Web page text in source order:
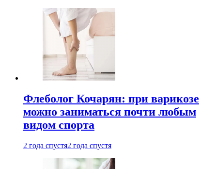
Флеболог Кочарян: при варикозе
можно заниматься почти любым
видом спорта
2 года спустя2 года спустя